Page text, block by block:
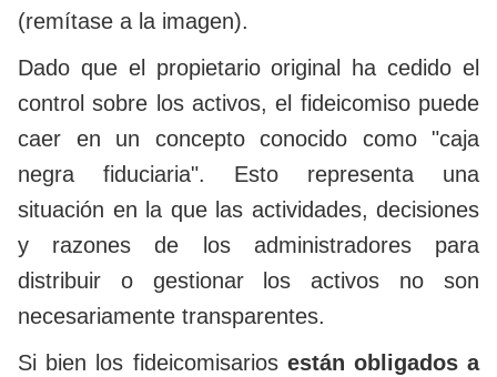
(remítase a la imagen).
Dado que el propietario original ha cedido el
control sobre los activos, el fideicomiso puede
caer en un concepto conocido como "caja
negra fiduciaria". Esto representa una
situación en la que las actividades, decisiones
y razones de los administradores para
distribuir o gestionar los activos no son
necesariamente transparentes.
Si bien los fideicomisarios están obligados a